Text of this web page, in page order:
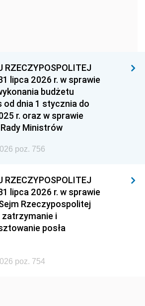
1938 1937
1930
RZECZYPOSPOLITEJ
lipca 2026 r. w sprawie
budżetu
od dnia 1 stycznia do
r. oraz w sprawie
Ministrów
poz. 756
RZECZYPOSPOLITEJ
lipca 2026 r. w sprawie
Rzeczypospolitej
zatrzymanie i
posła
poz. 754